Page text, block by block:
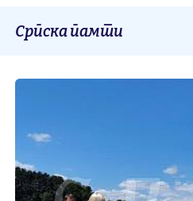
Српска памти